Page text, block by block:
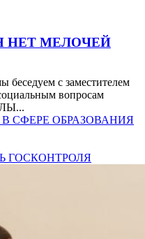
НЕТ МЕЛОЧЕЙ
беседуем с заместителем
вопросам
о В СФЕРЕ ОБРАЗОВАНИЯ
ГОСКОНТРОЛЯ